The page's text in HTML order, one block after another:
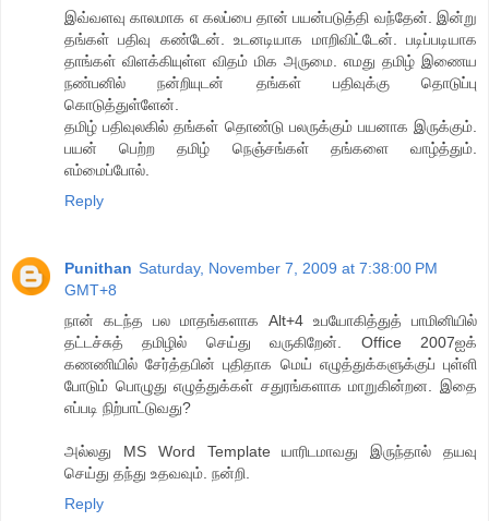
இவ்வளவு காலமாக எ கலப்பை தான் பயன்படுத்தி வந்தேன். இன்று
தங்கள் பதிவு கண்டேன். உடனடியாக மாறிவிட்டேன். படிப்படியாக
தாங்கள் விளக்கியுள்ள விதம் மிக அருமை. எமது தமிழ் இணைய
நண்பனில் நன்றியுடன் தங்கள் பதிவுக்கு தொடுப்பு
கொடுத்துள்ளேன்.
தமிழ் பதிவுலகில் தங்கள் தொண்டு பலருக்கும் பயனாக இருக்கும்.
பயன் பெற்ற தமிழ் நெஞ்சங்கள் தங்களை வாழ்த்தும்.
எம்மைப்போல்.
Reply
Punithan Saturday, November 7, 2009 at 7:38:00 PM
GMT+8
நான் கடந்த பல மாதங்களாக Alt+4 உபயோகித்துத் பாமினியில்
தட்டச்சுத் தமிழில் செய்து வருகிறேன். Office 2007ஐக்
கணணியில் சேர்த்தபின் புதிதாக மெய் எழுத்துக்களுக்குப் புள்ளி
போடும் பொழுது எழுத்துக்கள் சதுரங்களாக மாறுகின்றன. இதை
எப்படி நிற்பாட்டுவது?
அல்லது MS Word Template யாரிடமாவது இருந்தால் தயவு
செய்து தந்து உதவவும். நன்றி.
Reply